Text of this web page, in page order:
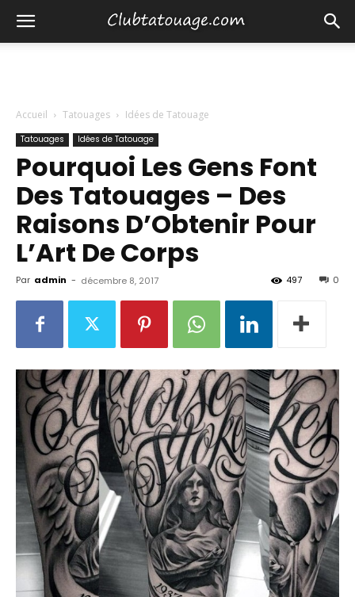
Accueil Tatouages Idées de Tatouage
Tatouages Idées de Tatouage
Pourquoi Les Gens Font
Des Tatouages – Des
Raisons D’Obtenir Pour
L’Art De Corps
Par admin - décembre 8, 2017 0
497